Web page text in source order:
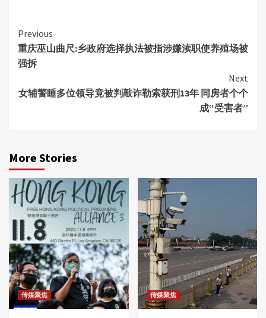
Continue
Reading
Previous
重庆巫山曲尺:乡政府选择执法被指涉嫌渎职使养殖场被
强拆
Next
女辅警睡多位领导竟被判敲诈勒索获刑13年 同房者个个
成“受害者”
More Stories
传媒聚焦 传媒聚焦